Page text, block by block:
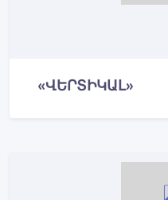
«ՎԵՐՏԻԿԱԼ»